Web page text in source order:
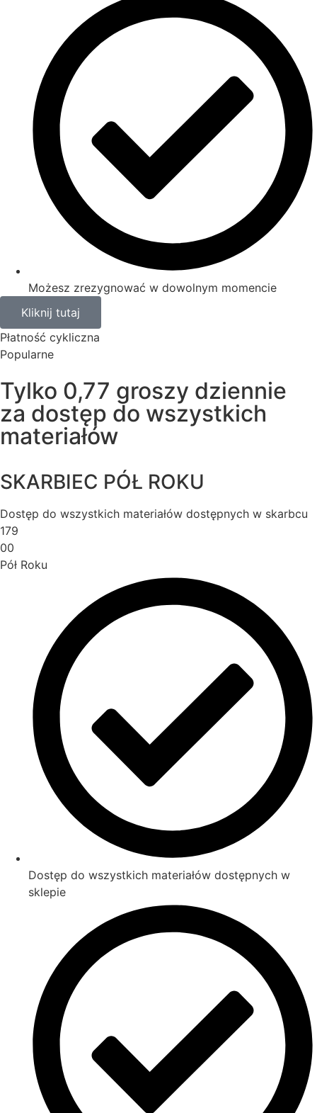
Możesz zrezygnować w dowolnym momencie
Kliknij tutaj
Płatność cykliczna
Popularne
Tylko 0,77 groszy dziennie
za dostęp do wszystkich
materiałów
SKARBIEC PÓŁ ROKU
Dostęp do wszystkich materiałów dostępnych w skarbcu
179
00
Pół Roku
Dostęp do wszystkich materiałów dostępnych w
sklepie